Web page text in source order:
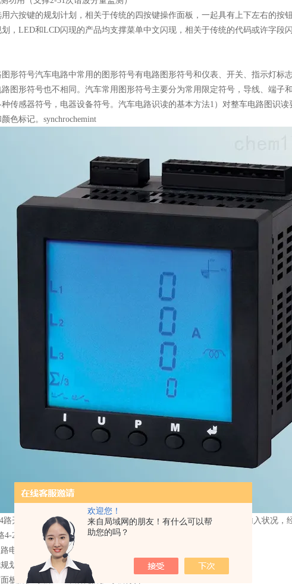
欢迎您！
来自局域网的朋友！有什么可以帮
助您的吗？
六按键的规划计划，相关于传统的四按键操作面板，一起具有上下左右的按
，LED和LCD闪现的产品均支撑菜单中文闪现，相关于传统的代码或许字段
形符号汽车电路中常用的图形符号有电路图形符号和仪表、开关、指示灯标
图形符号也不相同。汽车常用图形符号主要分为常用限定符号，导线、端子
传感器符号，电器设备符号。汽车电路识读的基本方法1）对整车电路图识
色标记。synchrochemint
路开关量信号输入接口，无源节点输入，在闪现区域能够实时检查输入状况，
4-20mA模拟量输出接口，经过编程设置输入的对应参数
电能脉冲接口（包括有功电能脉冲输出/无功电能脉冲输出）
划，符合EMC电磁兼容性要求
板防护等级IP54，后壳防护等级符合IP20